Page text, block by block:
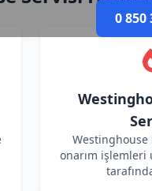
0 850
Westinghouse
onarım işlemleri